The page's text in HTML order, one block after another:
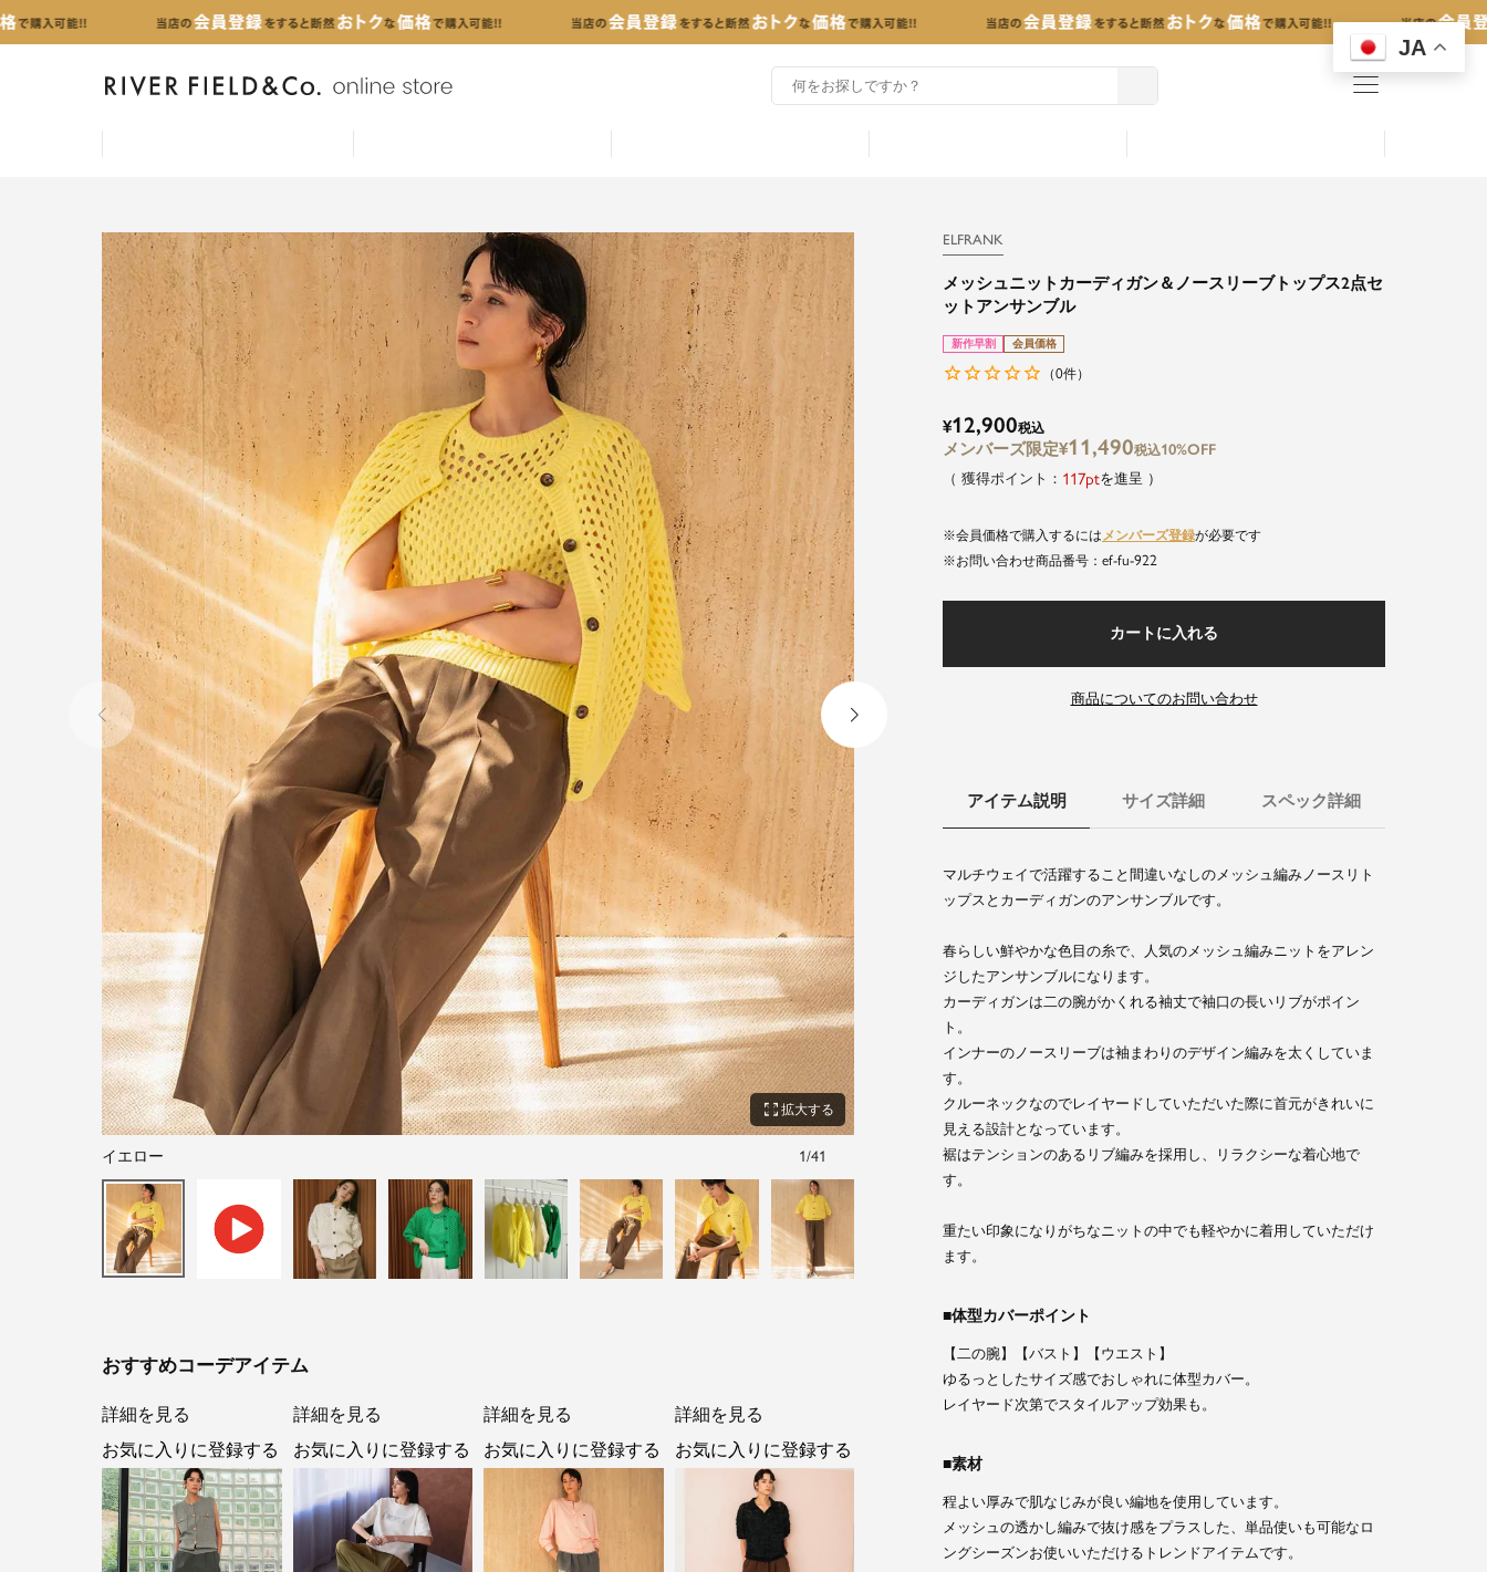
JA
menu
zoom_out_map 拡大する
イエロー 1/41
おすすめコーデアイテム
詳細を見る
お気に入りに登録する
詳細を見る
お気に入りに登録する
詳細を見る
お気に入りに登録する
詳細を見る
お気に入りに登録する
ELFRANK
メッシュニットカーディガン＆ノースリーブトップス2点セ
ットアンサンブル
新作早割 会員価格
（0件）
¥12,900税込
¥11,490税込10%OFF
117 を進呈
会員価格で購入するには メンバーズ登録が必要です
商品番号
ef-fu-922
カートに入れる
商品についてのお問い合わせ
アイテム説明 サイズ詳細 スペック詳細
マルチウェイで活躍すること間違いなしのメッシュ編みノースリト
ップスとカーディガンのアンサンブルです。
春らしい鮮やかな色目の糸で、人気のメッシュ編みニットをアレン
ジしたアンサンブルになります。
カーディガンは二の腕がかくれる袖丈で袖口の長いリブがポイン
ト。
インナーのノースリーブは袖まわりのデザイン編みを太くしていま
す。
クルーネックなのでレイヤードしていただいた際に首元がきれいに
見える設計となっています。
裾はテンションのあるリブ編みを採用し、リラクシーな着心地で
す。
重たい印象になりがちなニットの中でも軽やかに着用していただけ
ます。
体型カバーポイント
【二の腕】【バスト】【ウエスト】
ゆるっとしたサイズ感でおしゃれに体型カバー。
レイヤード次第でスタイルアップ効果も。
素材
程よい厚みで肌なじみが良い編地を使用しています。
メッシュの透かし編みで抜け感をプラスした、単品使いも可能なロ
ングシーズンお使いいただけるトレンドアイテムです。